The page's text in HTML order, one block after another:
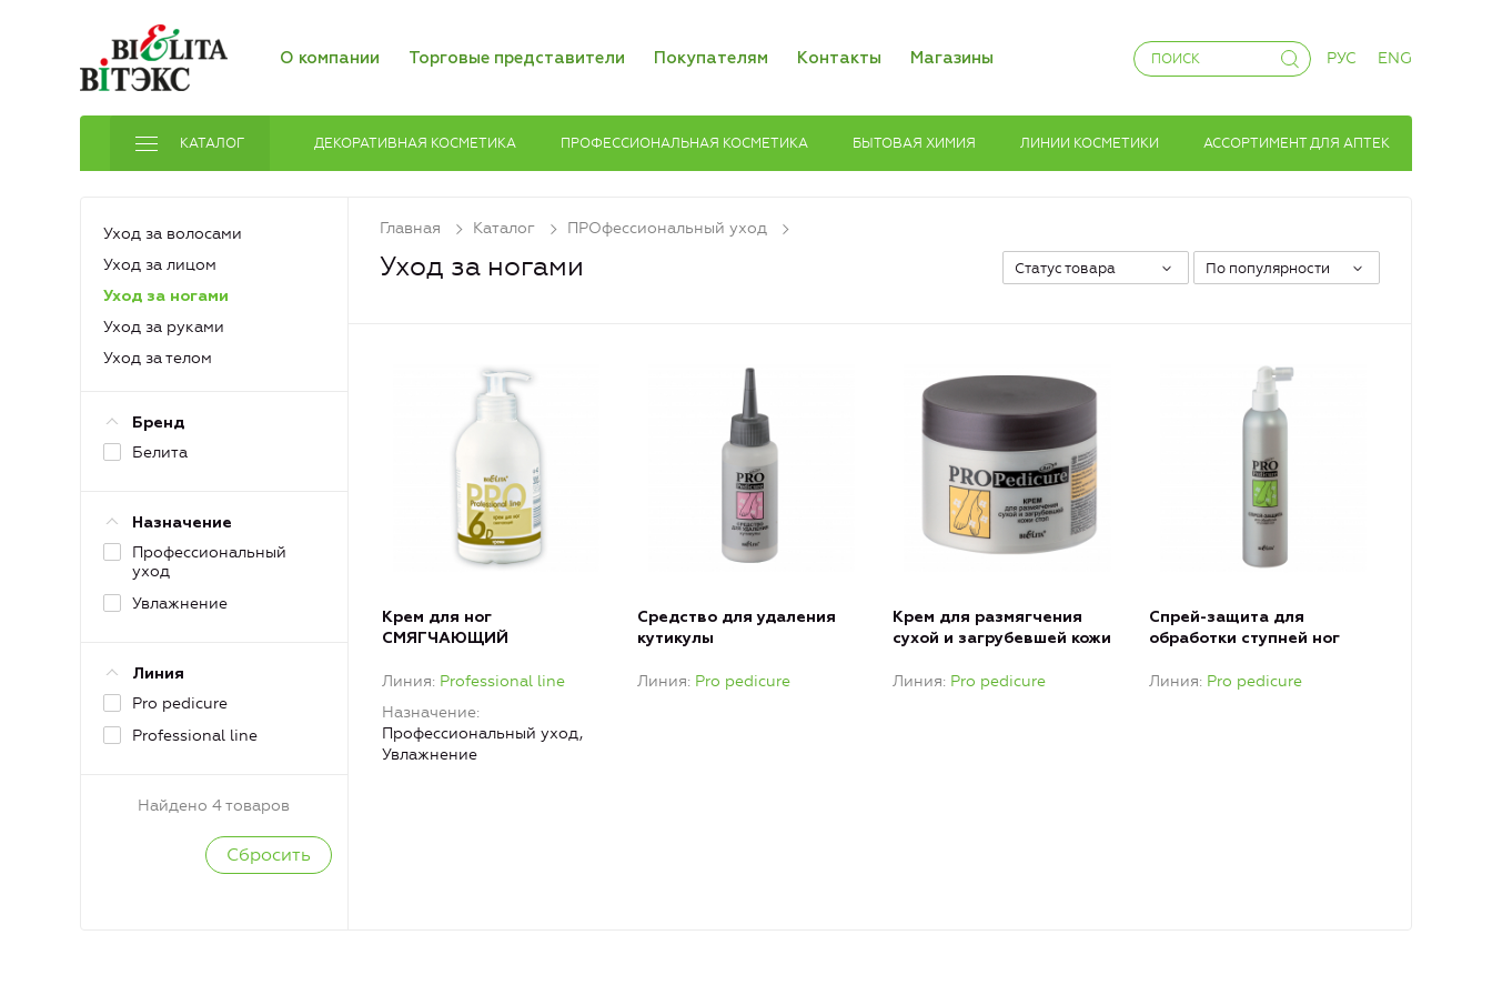
О компании Торговые представители Покупателям Контакты Магазины РУС ENG
КАТАЛОГ ДЕКОРАТИВНАЯ КОСМЕТИКА ПРОФЕССИОНАЛЬНАЯ КОСМЕТИКА БЫТОВАЯ ХИМИЯ ЛИНИИ КОСМЕТИКИ АССОРТИМЕНТ ДЛЯ АПТЕК
Уход за волосами
Уход за лицом
Уход за ногами
Уход за руками
Уход за телом
Бренд
Белита
Назначение
Профессиональный
уход
Увлажнение
Линия
Pro pedicure
Professional line
Найдено 4 товаров
Главная Каталог ПРОфессиональный уход
Уход за ногами Статус товара По популярности
Крем для ног
СМЯГЧАЮЩИЙ
Линия Professional line
Назначение
Профессиональный уход,
Увлажнение
Средство для удаления
кутикулы
Линия Pro pedicure
Крем для размягчения
сухой и загрубевшей кожи
Линия Pro pedicure
Спрей-защита для
обработки ступней ног
Линия Pro pedicure